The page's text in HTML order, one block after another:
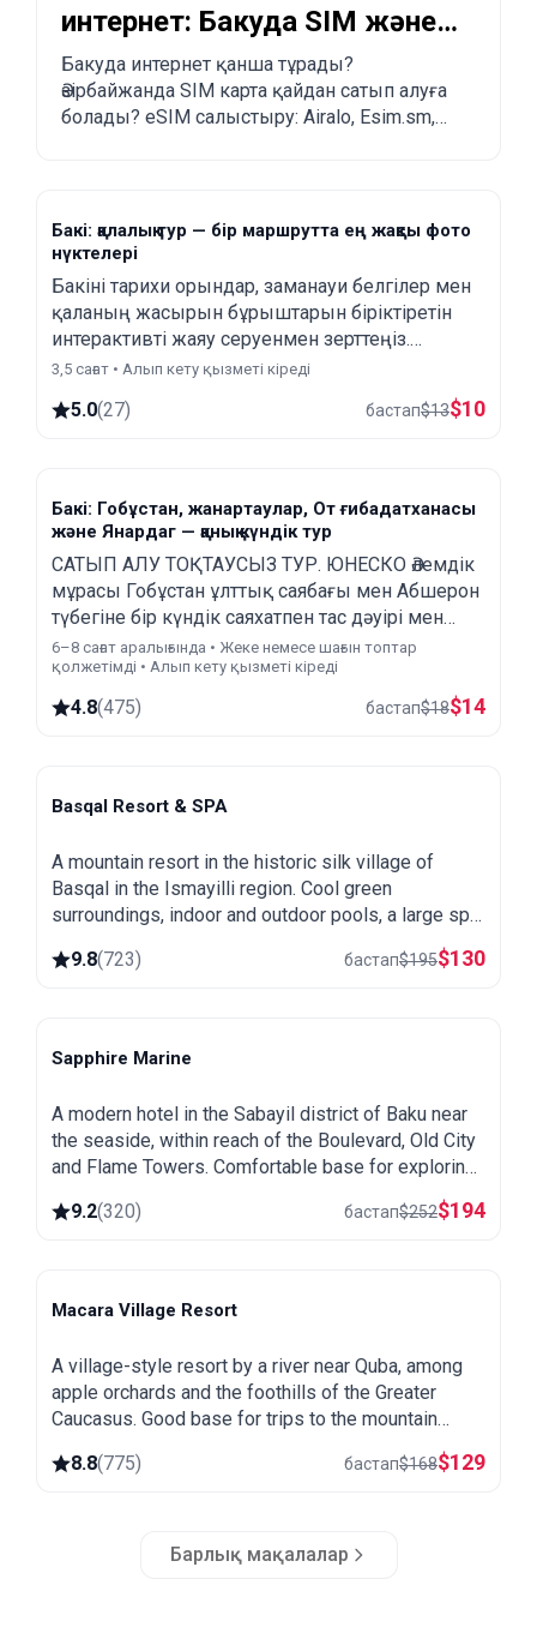
интернет: Бакуда SIM және
eSIM қалай сатып алуға
болады?
Бакуда интернет қанша тұрады?
Әзірбайжанда SIM карта қайдан сатып алуға
болады? eSIM салыстыру: Airalo, Esim.sm,
Бакі: қалалық тур — бір маршрутта ең жақсы фото
нүктелері
Бакіні тарихи орындар, заманауи белгілер мен
қаланың жасырын бұрыштарын біріктіретін
интерактивті жаяу серуенмен зерттеңіз.
Жұмбақтарды шешіңіз, сырларды ашыңыз,
3,5 сағат • Алып кету қызметі кіреді
5.0(27) бастап$13$10
Бакі: Гобұстан, жанартаулар, От ғибадатханасы
және Янардаг — қанық күндік тур
САТЫП АЛУ ТОҚТАУСЫЗ ТУР. ЮНЕСКО Әлемдік
мұрасы Гобұстан ұлттық саябағы мен Абшерон
түбегіне бір күндік саяхатпен тас дәуірі мен
зороастризм іздерін ашыңыз.
6–8 сағат аралығында • Жеке немесе шағын топтар
қолжетімді • Алып кету қызметі кіреді
4.8(475) бастап$18$14
Basqal
Basqal Resort & SPA
A mountain resort in the historic silk village of
Basqal in the Ismayilli region. Cool green
surroundings, indoor and outdoor pools, a large spa
and easy trips to Lahij and the Ismayilli mountains.
9.8(723) бастап$195$130
Baku
Sapphire Marine
A modern hotel in the Sabayil district of Baku near
the seaside, within reach of the Boulevard, Old City
and Flame Towers. Comfortable base for exploring
9.2(320) бастап$252$194
Quba
Macara Village Resort
A village-style resort by a river near Quba, among
apple orchards and the foothills of the Greater
Caucasus. Good base for trips to the mountain
8.8(775) бастап$168$129
Барлық мақалалар